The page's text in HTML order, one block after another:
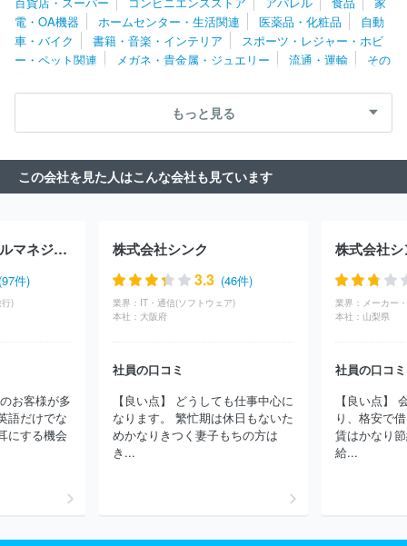
社サンプラザ
ユニー株式会社 株式会社近鉄百貨店
株式会社タ
カラ・エムシー
株式会社平和堂 株式会社ラルズ
生活協同組合
コープさっぽろ
株式会社西條 株式会社ヤマザワ
株式会社藤
崎
株式会社ベイシア 株式会社とりせん 株式会社カスミ
株
イオン東北株式会社
モディイイダ
株式会社花正 株式会社東急百貨店
株式会社京急
ストア
株式会社ダイエー 株式会社長崎屋
式会社ワイズマート
株式会社松屋 株式会社三越伊勢丹
株式会
ゼン株式会社
株式会社ドン・キホーテ オーケー株式会社
株式
会社そごう・西武
コストコホールセールジャパン株式会社
株式
会社マルエツ
イオンリテール株式会社
株式会社京急百貨店 株式会社ウオロク
株式会社
有限会社アンプーファム
株式会社ダイキヨープラザ
電・OA機器
ホームセンター・生活関連 医薬品・化粧品
自動
車・バイク
書籍・音楽・インテリア
スポーツ・レジャー・ホビ
ー・ペット関連
メガネ・貴金属・ジュエリー 流通・運輸
その
もっと見る
この会社を見た人はこんな会社も見ています
株式会社相鉄ホテルマネジメント
件)
)
お客様が多
語だけでな
にする機会
株式会社シンク
3.3 (46件)
業界： IT・通信(ソフトウェア)
本社： 大阪府
社員の口コミ
【良い点】 どうしても仕事中心に
なります。 繁忙期は休日もないた
めかなりきつく妻子もちの方は
き...
株式会社
業界：
本社： 山梨県
社員の口コミ
【良い点】
り、格安で
賃はかなり
給...